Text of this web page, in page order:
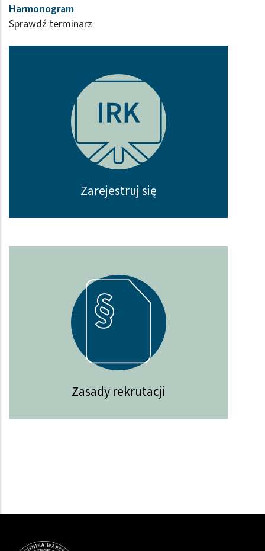
Harmonogram
Sprawdź terminarz
Zarejestruj się
Zasady rekrutacji